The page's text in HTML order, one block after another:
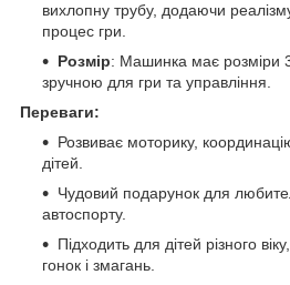
вихлопну трубу, додаючи
процес гри.
Розмір: Машинка має розміри
зручною для гри та управління.
Переваги:
Розвиває моторику,
дітей.
Чудовий подарунок для
автоспорту.
Підходить для дітей різного
гонок і змагань.